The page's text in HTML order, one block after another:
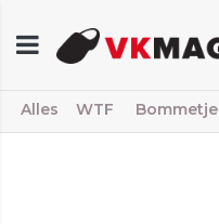
Alles WTF Bommetje